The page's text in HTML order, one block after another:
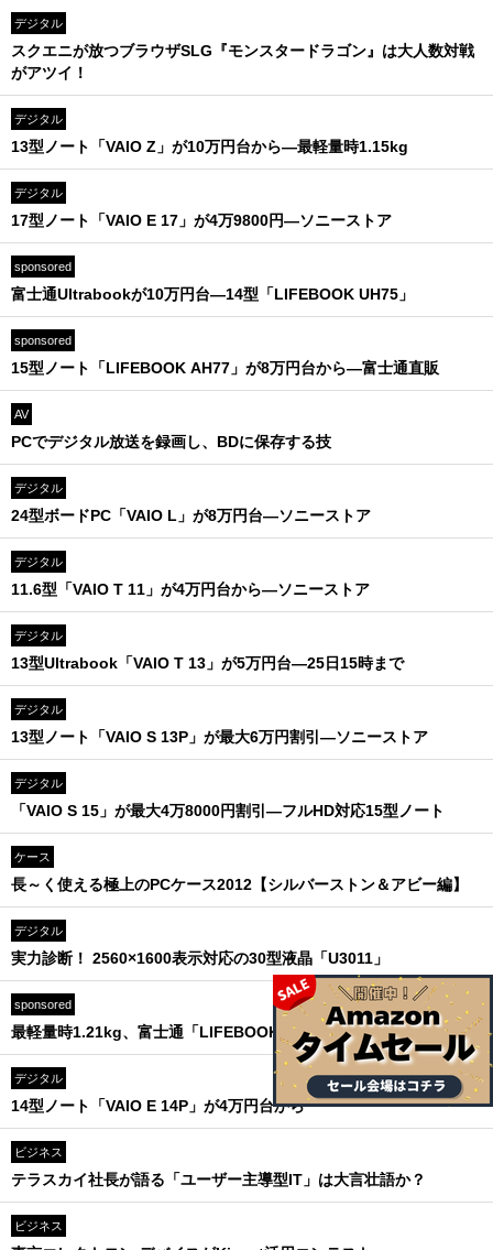
デジタル
スクエニが放つブラウザSLG『モンスタードラゴン』は大人数対戦
がアツイ！
デジタル
13型ノート「VAIO Z」が10万円台から―最軽量時1.15kg
デジタル
17型ノート「VAIO E 17」が4万9800円―ソニーストア
sponsored
富士通Ultrabookが10万円台―14型「LIFEBOOK UH75」
sponsored
15型ノート「LIFEBOOK AH77」が8万円台から―富士通直販
AV
PCでデジタル放送を録画し、BDに保存する技
デジタル
24型ボードPC「VAIO L」が8万円台―ソニーストア
デジタル
11.6型「VAIO T 11」が4万円台から―ソニーストア
デジタル
13型Ultrabook「VAIO T 13」が5万円台―25日15時まで
デジタル
13型ノート「VAIO S 13P」が最大6万円割引―ソニーストア
デジタル
「VAIO S 15」が最大4万8000円割引―フルHD対応15型ノート
ケース
長～く使える極上のPCケース2012【シルバーストン＆アビー編】
デジタル
実力診断！ 2560×1600表示対応の30型液晶「U3011」
sponsored
最軽量時1.21kg、富士通「LIFEBOOK SH76」が10万円台から
デジタル
14型ノート「VAIO E 14P」が4万円台から
ビジネス
テラスカイ社長が語る「ユーザー主導型IT」は大言壮語か？
ビジネス